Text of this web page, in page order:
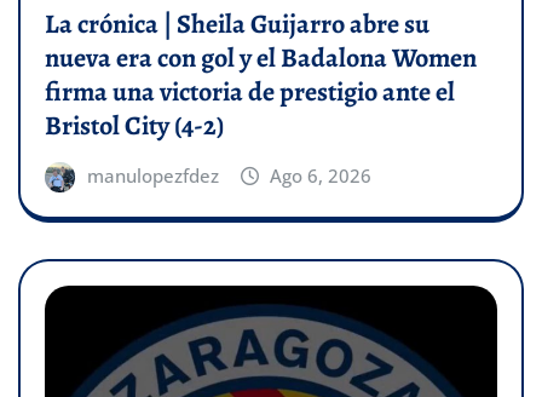
La crónica | Sheila Guijarro abre su
nueva era con gol y el Badalona Women
firma una victoria de prestigio ante el
Bristol City (4-2)
manulopezfdez Ago 6, 2026